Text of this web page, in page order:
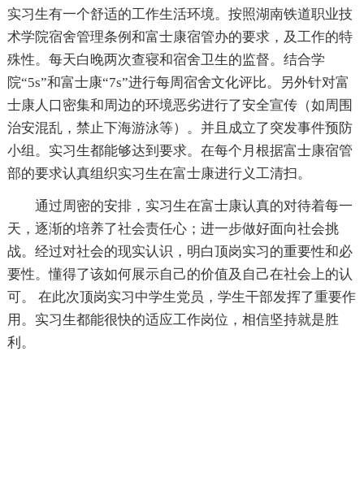
实习生有一个舒适的工作生活环境。按照湖南铁道职业技
术学院宿舍管理条例和富士康宿管办的要求，及工作的特
殊性。每天白晚两次查寝和宿舍卫生的监督。结合学
院“5s”和富士康“7s”进行每周宿舍文化评比。另外针对富
士康人口密集和周边的环境恶劣进行了安全宣传（如周围
治安混乱，禁止下海游泳等）。并且成立了突发事件预防
小组。实习生都能够达到要求。在每个月根据富士康宿管
部的要求认真组织实习生在富士康进行义工清扫。
通过周密的安排，实习生在富士康认真的对待着每一
天，逐渐的培养了社会责任心；进一步做好面向社会挑
战。经过对社会的现实认识，明白顶岗实习的重要性和必
要性。懂得了该如何展示自己的价值及自己在社会上的认
可。 在此次顶岗实习中学生党员，学生干部发挥了重要作
用。实习生都能很快的适应工作岗位，相信坚持就是胜
利。